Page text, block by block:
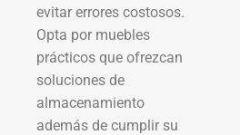
evitar errores costosos.
Opta por muebles
prácticos que ofrezcan
soluciones de
almacenamiento
además de cumplir su